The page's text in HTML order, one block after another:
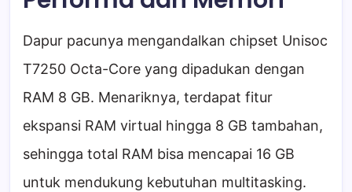
Dapur pacunya mengandalkan chipset Unisoc
T7250 Octa-Core yang dipadukan dengan
RAM 8 GB. Menariknya, terdapat fitur
ekspansi RAM virtual hingga 8 GB tambahan,
sehingga total RAM bisa mencapai 16 GB
untuk mendukung kebutuhan multitasking.